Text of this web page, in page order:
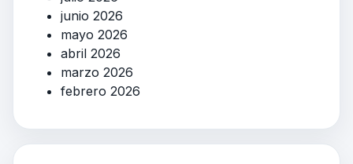
junio 2026
mayo 2026
abril 2026
marzo 2026
febrero 2026